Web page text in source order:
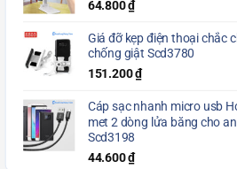
64.800₫
Giá đỡ kẹp điện thoại chắc
chống giật Scd3780
151.200₫
Cáp sạc nhanh micro usb
met 2 dòng lửa băng cho
Scd3198
44.600₫